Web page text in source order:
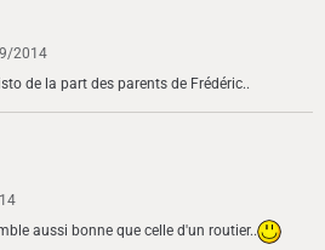
2014
de la part des parents de Frédéric..
aussi bonne que celle d'un routier..